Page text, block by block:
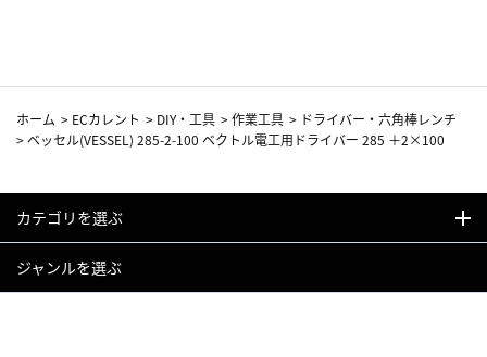
ホーム > ECカレント > DIY・工具 >作業工具 > ドライバー・六角棒レンチ
>ベッセル(VESSEL) 285-2-100 ベクトル電工用ドライバー 285 ＋2×100
カテゴリを選ぶ
ジャンルを選ぶ